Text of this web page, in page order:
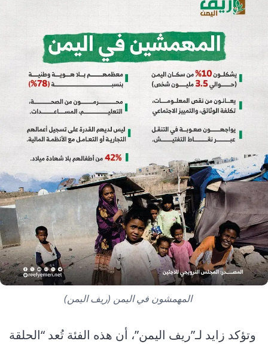
المهمشون في اليمن (ريف اليمن)
وتؤكد زايد لـ”ريف اليمن”، أن هذه الفئة تُعد “الحلقة